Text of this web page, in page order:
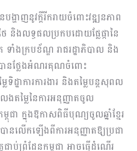
ង្ហាញនូវក្ដីរីករាយចំពោះវឌ្ឍនភាព
និងលទ្ធផលប្រកបដោយផ្លែផ្កានៃ
ាំងក្របខ័ណ្ឌ រាជរដ្ឋាភិបាល និង
បានថ្លែងអំណរគុណចំពោះ
ដ្ឋាការការងារ និងតម្លៃបន្តសុពល
ងតម្លៃនៃការអនុញ្ញាតចូល
ា ក្នុងឱកាសពិធីបុណ្យចូលឆ្នាំខ្មែរ
នលើកឡើងពីការអនុញ្ញាតឱ្យប្រជា
ាប់ព្រំដែនកម្ពុជា អាចធ្វើដំណើរ